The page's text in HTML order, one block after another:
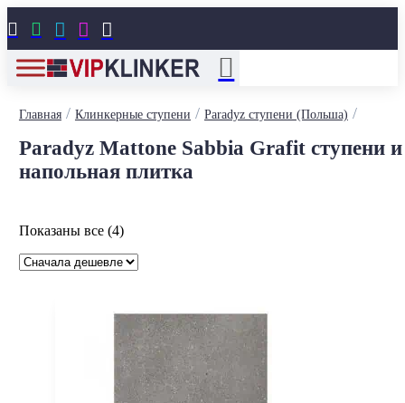
    
Главная/ Клинкерные ступени / Paradyz ступени (Польша) /
Paradyz Mattone Sabbia Grafit ступени и
напольная плитка
Показаны все (4)Цены:
возрастанию